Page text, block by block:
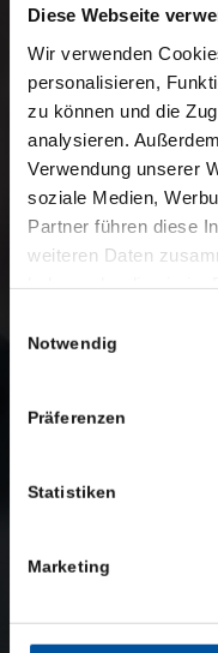
Diese Webseite
Wir verwenden
personalisieren,
zu können und die
analysieren.
Verwendung unserer
soziale Medien,
Partner führen diese
weiteren Daten
Notwendig
Präferenzen
Statistiken
Marketing